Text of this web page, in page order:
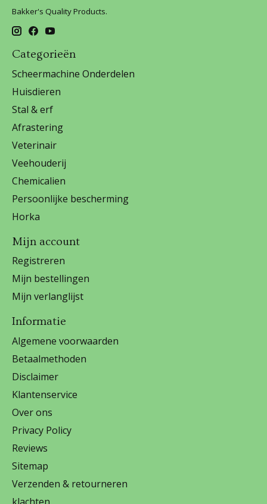
Bakker's Quality Products.
Categorieën
Scheermachine Onderdelen
Huisdieren
Stal & erf
Afrastering
Veterinair
Veehouderij
Chemicalien
Persoonlijke bescherming
Horka
Mijn account
Registreren
Mijn bestellingen
Mijn verlanglijst
Informatie
Algemene voorwaarden
Betaalmethoden
Disclaimer
Klantenservice
Over ons
Privacy Policy
Reviews
Sitemap
Verzenden & retourneren